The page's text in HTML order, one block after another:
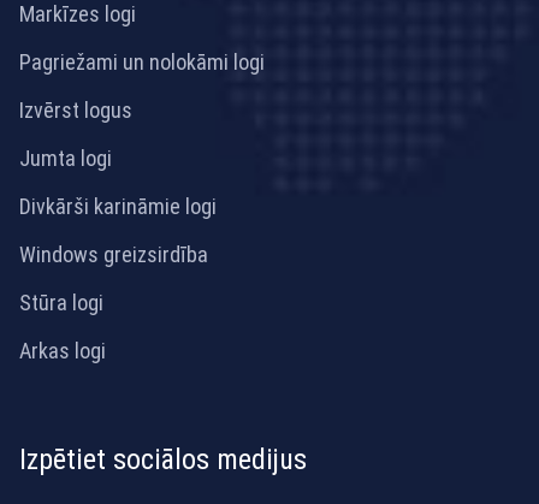
Markīzes logi
Pagriežami un nolokāmi logi
Izvērst logus
Jumta logi
Divkārši karināmie logi
Windows greizsirdība
Stūra logi
Arkas logi
Izpētiet sociālos medijus